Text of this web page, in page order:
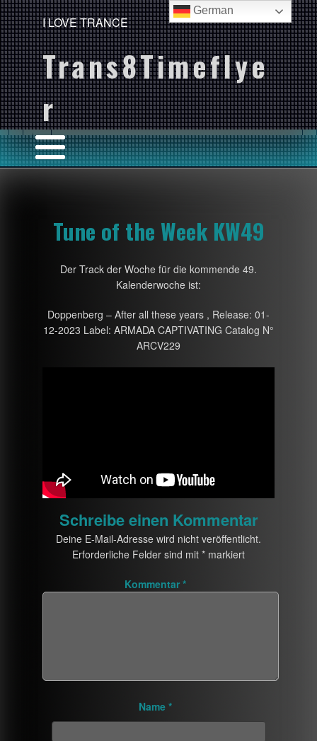
I LOVE TRANCE
Trans8Timeflye
r
Tune of the Week KW49
Der Track der Woche für die kommende 49.
Kalenderwoche ist:
Doppenberg – After all these years , Release: 01-
12-2023 Label: ARMADA CAPTIVATING Catalog N°
ARCV229
Schreibe einen Kommentar
Deine E-Mail-Adresse wird nicht veröffentlicht.
Erforderliche Felder sind mit * markiert
Kommentar *
Name *
German